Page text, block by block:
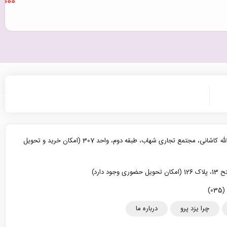
یزد، خیابان آیت الله کاشانی، مجتمع تجاری شهاب، طبقه دوم، واحد 307 (امکان خرید و تحویل
چرا یزد پرو درباره ما